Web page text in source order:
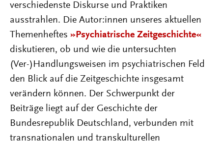
verschiedenste Diskurse und Praktiken
ausstrahlen. Die Autor:innen unseres aktuellen
Themenheftes »Psychiatrische Zeitgeschichte«
diskutieren, ob und wie die untersuchten
(Ver-)Handlungsweisen im psychiatrischen Feld
den Blick auf die Zeitgeschichte insgesamt
verändern können. Der Schwerpunkt der
Beiträge liegt auf der Geschichte der
Bundesrepublik Deutschland, verbunden mit
transnationalen und transkulturellen